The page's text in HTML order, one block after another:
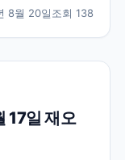
8월 20일조회 138
17일 재오